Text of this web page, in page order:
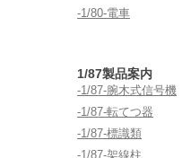
-1/80-電車
1/87製品案内
-1/87-腕木式信号機
-1/87-転てつ器
-1/87-標識類
-1/87-架線柱